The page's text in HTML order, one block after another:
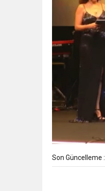
Son Güncelleme :